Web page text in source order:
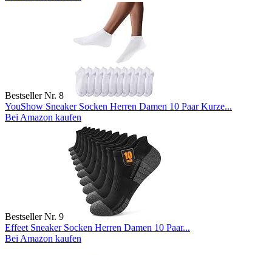
Bestseller Nr. 8
YouShow Sneaker Socken Herren Damen 10 Paar Kurze...
Bei Amazon kaufen
Bestseller Nr. 9
Effeet Sneaker Socken Herren Damen 10 Paar...
Bei Amazon kaufen